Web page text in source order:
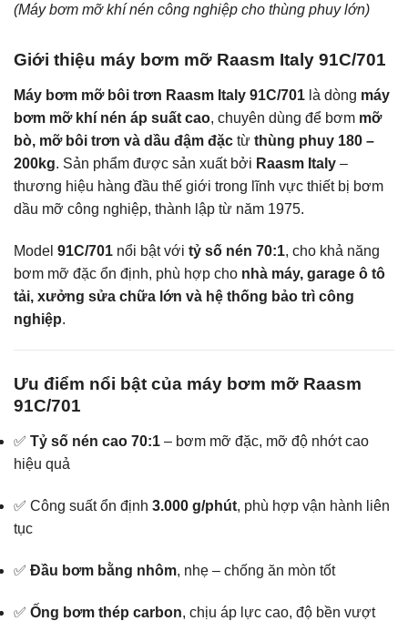
(Máy bơm mỡ khí nén công nghiệp cho thùng phuy lớn)
Giới thiệu máy bơm mỡ Raasm Italy 91C/701
Máy bơm mỡ bôi trơn Raasm Italy 91C/701 là dòng máy
bơm mỡ khí nén áp suất cao, chuyên dùng để bơm mỡ
bò, mỡ bôi trơn và dầu đậm đặc từ thùng phuy 180 –
200kg. Sản phẩm được sản xuất bởi Raasm Italy –
thương hiệu hàng đầu thế giới trong lĩnh vực thiết bị bơm
dầu mỡ công nghiệp, thành lập từ năm 1975.
Model 91C/701 nổi bật với tỷ số nén 70:1, cho khả năng
bơm mỡ đặc ổn định, phù hợp cho nhà máy, garage ô tô
tải, xưởng sửa chữa lớn và hệ thống bảo trì công
nghiệp.
Ưu điểm nổi bật của máy bơm mỡ Raasm
91C/701
✅ Tỷ số nén cao 70:1 – bơm mỡ đặc, mỡ độ nhớt cao
hiệu quả
✅ Công suất ổn định 3.000 g/phút, phù hợp vận hành liên
tục
✅ Đầu bơm bằng nhôm, nhẹ – chống ăn mòn tốt
✅ Ống bơm thép carbon, chịu áp lực cao, độ bền vượt